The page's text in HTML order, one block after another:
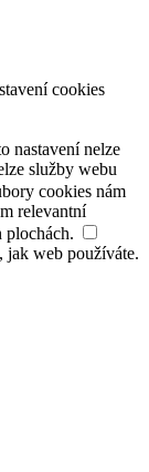
cookies
nastavení nelze
služby webu
cookies nám
relevantní
plochách.
jak web používáte.